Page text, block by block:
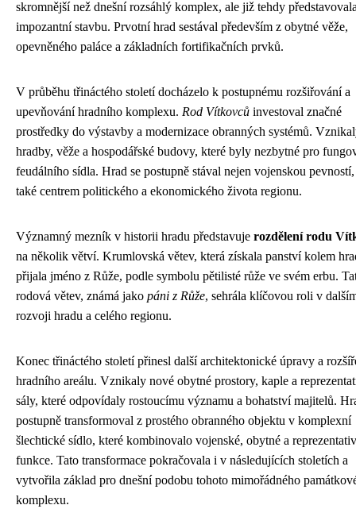
skromnější než dnešní rozsáhlý komplex, ale již tehdy
impozantní stavbu. Prvotní hrad sestával především z obytné věže,
opevněného paláce a základních fortifikačních prvků.
V průběhu třináctého století docházelo k postupnému rozšiřování a
upevňování hradního komplexu. Rod Vítkovců investoval značné
prostředky do výstavby a modernizace obranných systémů.
hradby, věže a hospodářské budovy, které byly nezbytné pro
feudálního sídla. Hrad se postupně stával nejen vojenskou
také centrem politického a ekonomického života regionu.
Významný mezník v historii hradu představuje rozdělení rodu
na několik větví. Krumlovská větev, která získala panství kolem
přijala jméno z Růže, podle symbolu pětilisté růže ve svém erbu.
rodová větev, známá jako páni z Růže, sehrála klíčovou roli v
rozvoji hradu a celého regionu.
Konec třináctého století přinesl další architektonické úpravy a
hradního areálu. Vznikaly nové obytné prostory, kaple a
sály, které odpovídaly rostoucímu významu a bohatství majitelů.
postupně transformoval z prostého obranného objektu v komplexní
šlechtické sídlo, které kombinovalo vojenské, obytné a
funkce. Tato transformace pokračovala i v následujících stoletích a
vytvořila základ pro dnešní podobu tohoto mimořádného
komplexu.